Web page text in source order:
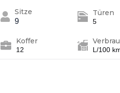
Sitze
9
Türen
5
Koffer
12 L/100